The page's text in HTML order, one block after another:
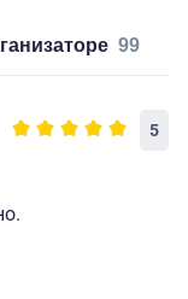
99
5